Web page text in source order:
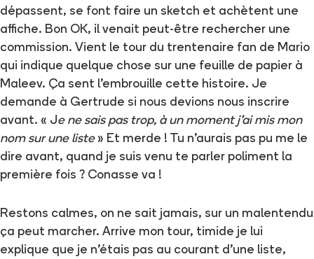
dépassent, se font faire un sketch et achètent une
affiche. Bon OK, il venait peut-être rechercher une
commission. Vient le tour du trentenaire fan de Mario
qui indique quelque chose sur une feuille de papier à
Maleev. Ça sent l’embrouille cette histoire. Je
demande à Gertrude si nous devions nous inscrire
avant. « Je ne sais pas trop, à un moment j’ai mis mon
nom sur une liste » Et merde ! Tu n’aurais pas pu me le
dire avant, quand je suis venu te parler poliment la
première fois ? Conasse va !
Restons calmes, on ne sait jamais, sur un malentendu
ça peut marcher. Arrive mon tour, timide je lui
explique que je n’étais pas au courant d’une liste,